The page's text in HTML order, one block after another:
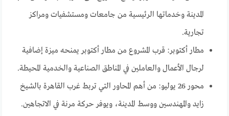
المدينة وخدماتها الرئيسية من جامعات ومستشفيات ومراكز
تجارية.
مطار أكتوبر: قرب المشروع من مطار أكتوبر يمنحه ميزة إضافية
لرجال الأعمال والعاملين في المناطق الصناعية والخدمية المحيطة.
محور 26 يوليو: من أهم المحاور التي تربط غرب القاهرة بالشيخ
زايد والمهندسين ووسط المدينة، ويوفر حركة مرنة في الاتجاهين.